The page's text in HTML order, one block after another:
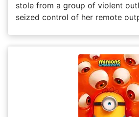
stole from a group of violent
seized control of her remote